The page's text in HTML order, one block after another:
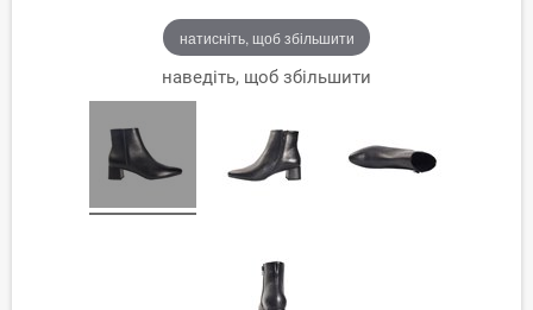
натисніть, щоб збільшити
наведіть, щоб збільшити